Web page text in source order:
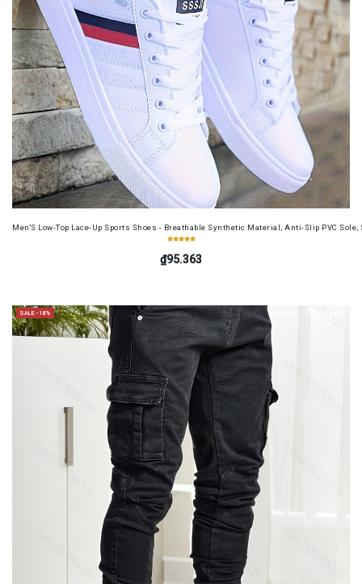
Men'S Low-Top Lace-Up Sports Shoes - Breathable Synthetic Material, Anti-Slip PVC
₫95.363
SALE -18%